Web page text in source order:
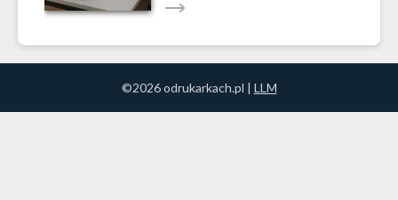
©2026 odrukarkach.pl | LLM